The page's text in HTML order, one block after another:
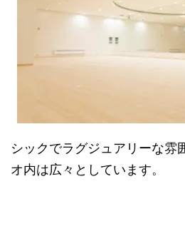
シックでラグジュアリーな雰
オ内は広々としています。